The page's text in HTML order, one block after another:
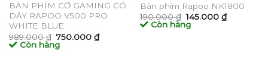
BÀN PHÍM CƠ GAMING CÓ
DÂY RAPOO V500 PRO
WHITE BLUE
989.000₫ Giá
gốc
là:
750.000 ₫Giá
hiện
Còn hàng
Bàn phím Rapoo NK1800
190.000₫ Giá
gốc
là:
145.000 ₫Giá
hiện
Còn hàng